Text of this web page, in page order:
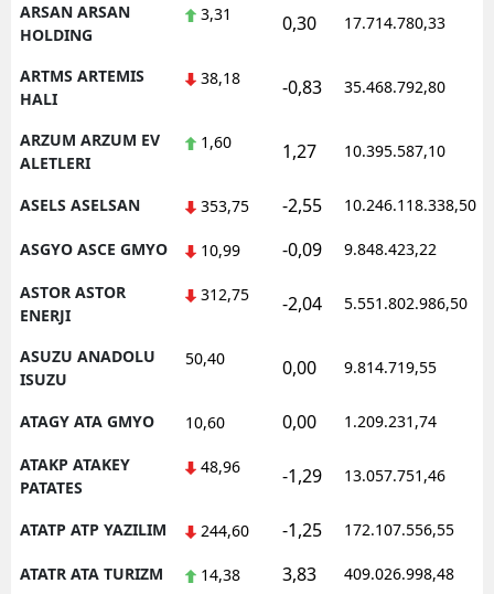
ARSAN ARSAN
HOLDING
3,31 0,30 17.714.780,33
ARTMS ARTEMIS
HALI
38,18 -0,83 35.468.792,80
ARZUM ARZUM EV
ALETLERI
1,60 1,27 10.395.587,10
ASELS ASELSAN 353,75 -2,55 10.246.118.338,50
ASGYO ASCE GMYO 10,99 -0,09 9.848.423,22
ASTOR ASTOR
ENERJI
312,75 -2,04 5.551.802.986,50
ASUZU ANADOLU
ISUZU
50,40 0,00 9.814.719,55
ATAGY ATA GMYO 10,60 0,00 1.209.231,74
ATAKP ATAKEY
PATATES
48,96 -1,29 13.057.751,46
ATATP ATP YAZILIM 244,60 -1,25 172.107.556,55
ATATR ATA TURIZM 14,38 3,83 409.026.998,48